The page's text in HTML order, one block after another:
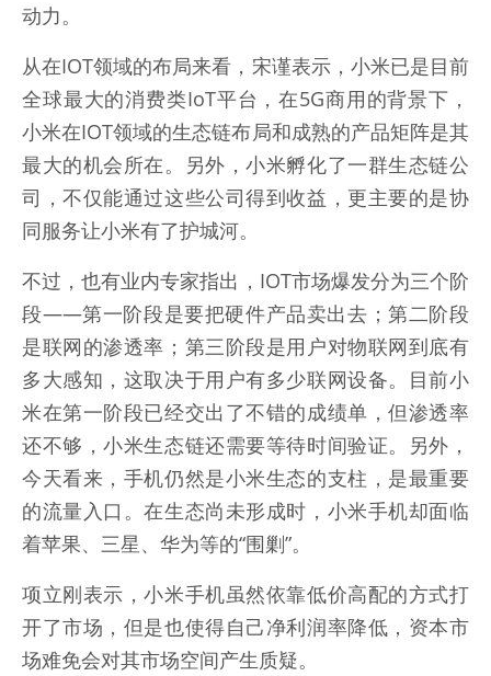
动力。
从在IOT领域的布局来看，宋谨表示，小米已是目前
全球最大的消费类IoT平台，在5G商用的背景下，
小米在IOT领域的生态链布局和成熟的产品矩阵是其
最大的机会所在。另外，小米孵化了一群生态链公
司，不仅能通过这些公司得到收益，更主要的是协
同服务让小米有了护城河。
不过，也有业内专家指出，IOT市场爆发分为三个阶
段——第一阶段是要把硬件产品卖出去；第二阶段
是联网的渗透率；第三阶段是用户对物联网到底有
多大感知，这取决于用户有多少联网设备。目前小
米在第一阶段已经交出了不错的成绩单，但渗透率
还不够，小米生态链还需要等待时间验证。另外，
今天看来，手机仍然是小米生态的支柱，是最重要
的流量入口。在生态尚未形成时，小米手机却面临
着苹果、三星、华为等的“围剿”。
项立刚表示，小米手机虽然依靠低价高配的方式打
开了市场，但是也使得自己净利润率降低，资本市
场难免会对其市场空间产生质疑。